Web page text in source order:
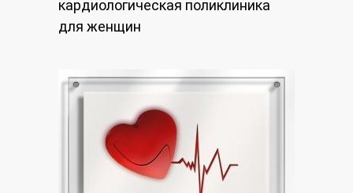
кардиологическая поликлиника
для женщин